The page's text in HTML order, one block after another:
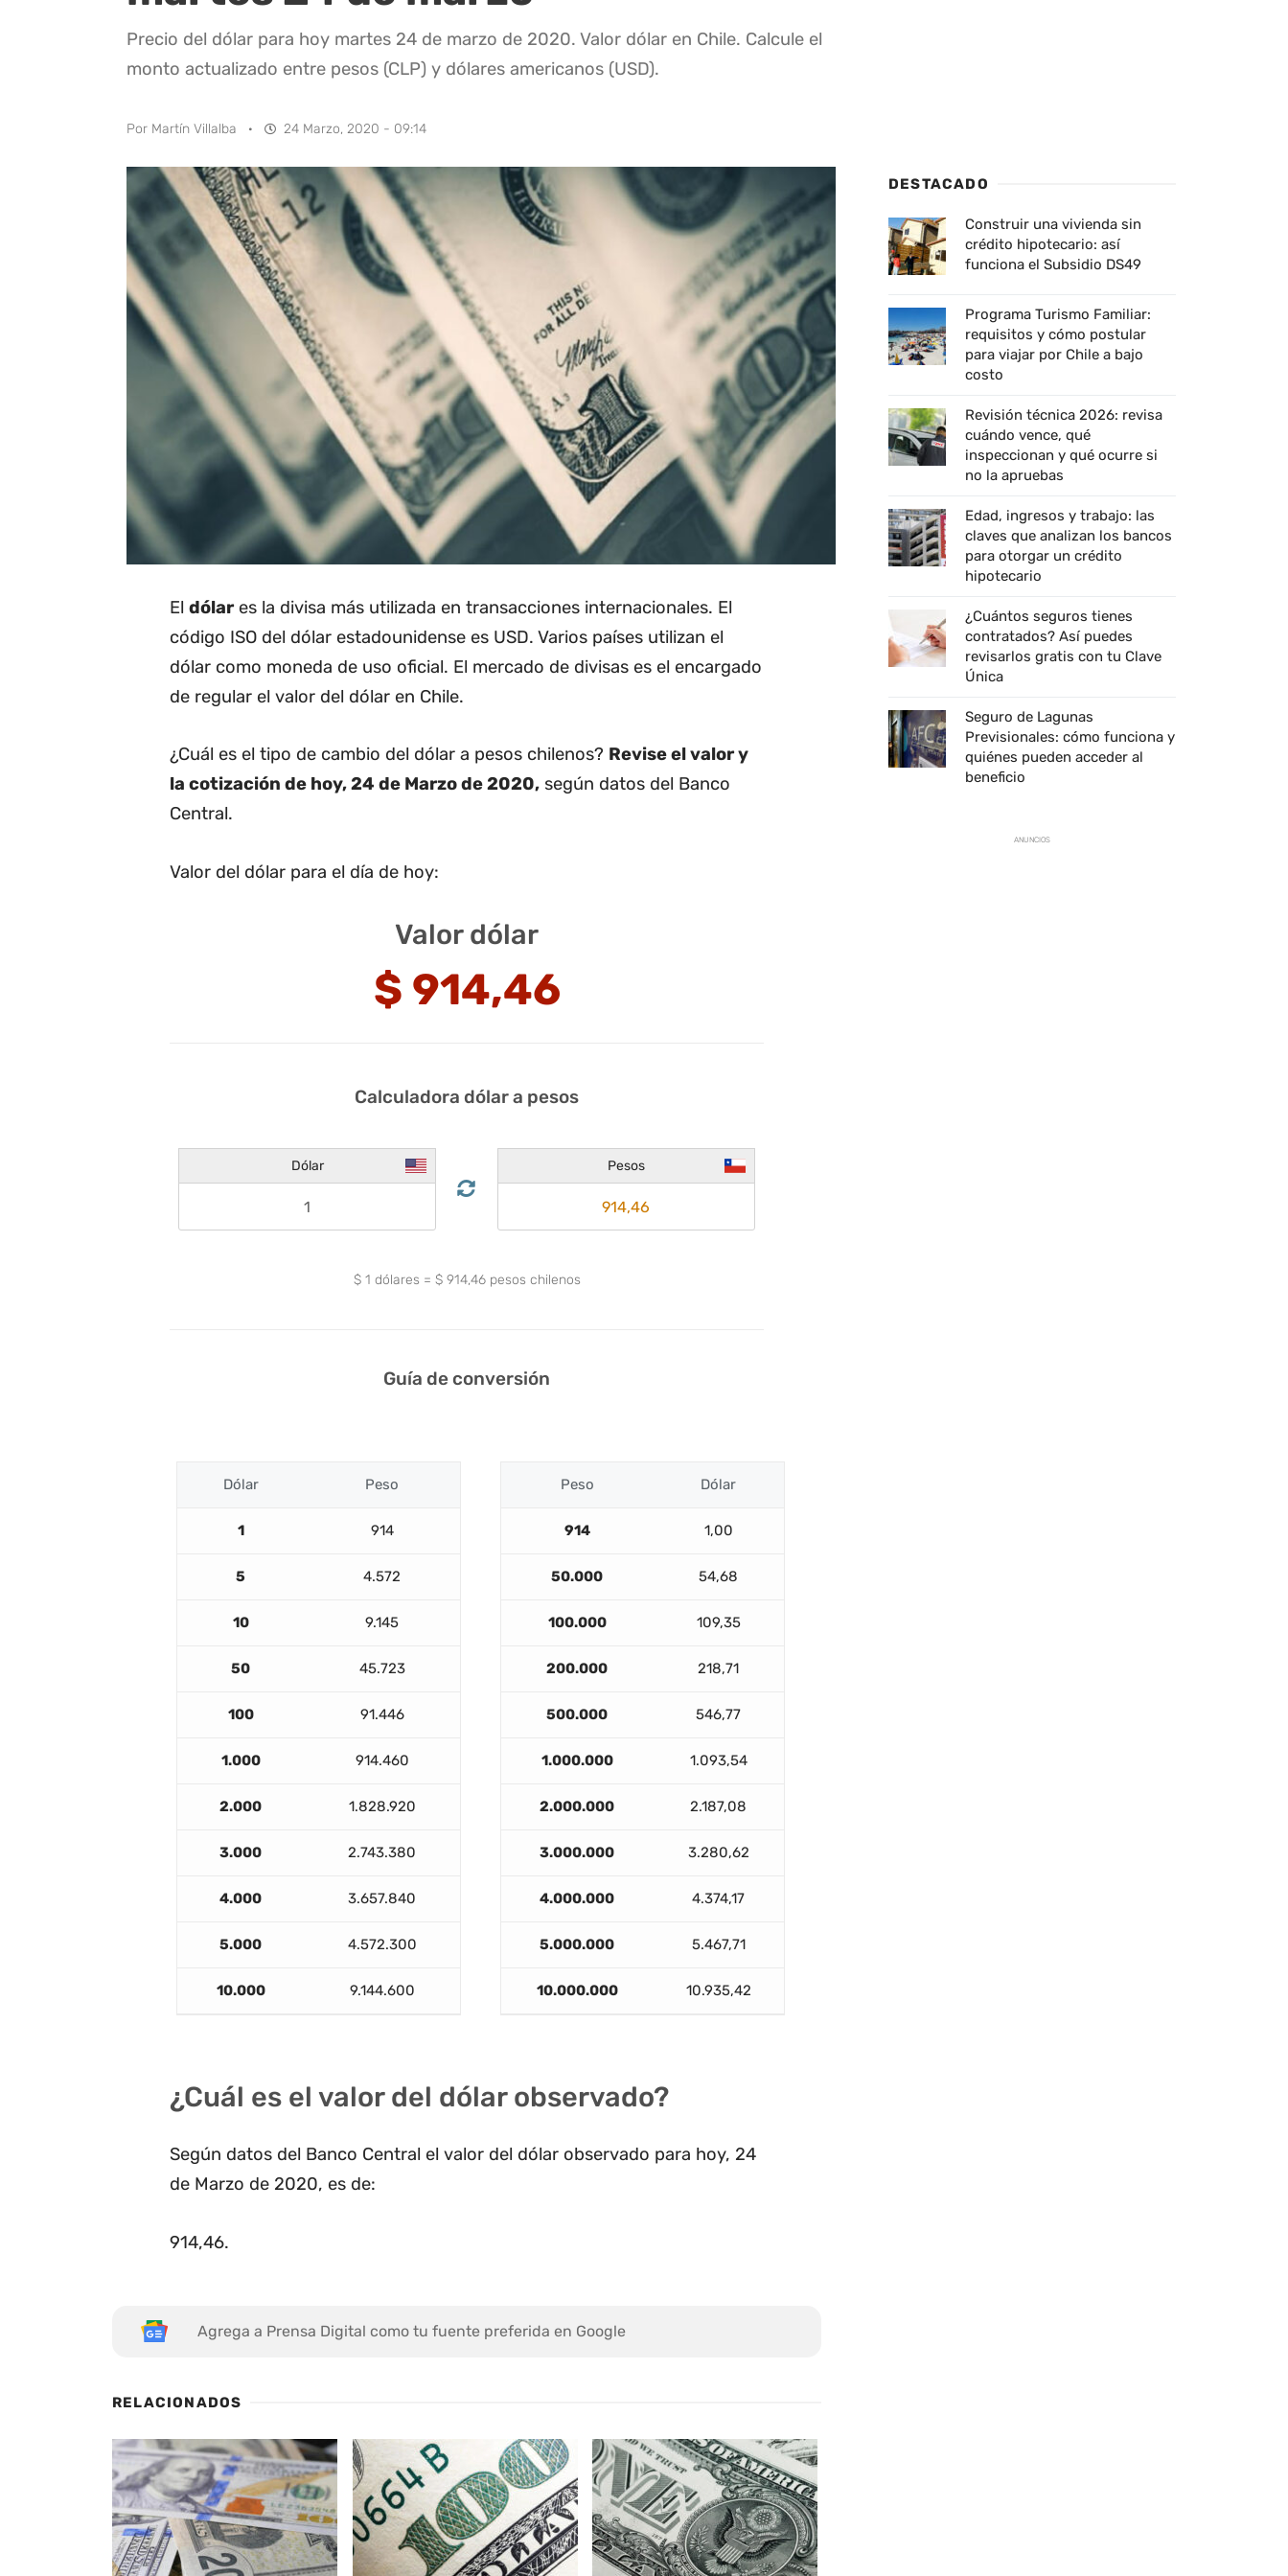
Precio del dólar para hoy martes 24 de marzo de 2020. Valor dólar en Chile. Calcule el
monto actualizado entre pesos (CLP) y dólares americanos (USD).
Por Martín Villalba · 24 Marzo, 2020 - 09:14
El dólares la divisa más utilizada en transacciones internacionales. El
código ISO del dólar estadounidense es USD. Varios países utilizan el
dólar como moneda de uso oficial. El mercado de divisas es el encargado
de regular el valor del dólar en Chile.
¿Cuál es el tipo de cambio del dólar a pesos chilenos? Revise el valor y
la cotización de hoy, 24 de Marzo de 2020, según datos del Banco
Central.
Valor del dólar para el día de hoy:
Valor dólar
$ 914,46
Calculadora dólar a pesos
Dólar Pesos
$ 1 dólares = $ 914,46pesos chilenos
Guía de conversión
Dólar Peso
1 914
5 4.572
10 9.145
50 45.723
100 91.446
1.000 914.460
2.000 1.828.920
3.000 2.743.380
4.000 3.657.840
5.000 4.572.300
10.000 9.144.600
Peso Dólar
914 1,00
50.000 54,68
100.000 109,35
200.000 218,71
500.000 546,77
1.000.000 1.093,54
2.000.000 2.187,08
3.000.000 3.280,62
4.000.000 4.374,17
5.000.000 5.467,71
10.000.000 10.935,42
¿Cuál es el valor del dólar observado?
Según datos del Banco Central el valor del dólar observado para hoy, 24
de Marzo de 2020, es de:
914,46.
Agrega a Prensa Digital como tu fuente preferida en Google
RELACIONADOS
DESTACADO
Construir una vivienda sin
crédito hipotecario: así
funciona el Subsidio DS49
Programa Turismo Familiar:
requisitos y cómo postular
para viajar por Chile a bajo
costo
Revisión técnica 2026: revisa
cuándo vence, qué
inspeccionan y qué ocurre si
no la apruebas
Edad, ingresos y trabajo: las
claves que analizan los bancos
para otorgar un crédito
hipotecario
¿Cuántos seguros tienes
contratados? Así puedes
revisarlos gratis con tu Clave
Única
Seguro de Lagunas
Previsionales: cómo funciona y
quiénes pueden acceder al
beneficio
ANUNCIOS